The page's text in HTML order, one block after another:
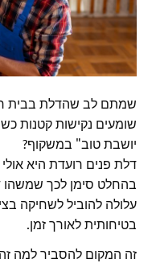
שמתם לב שהדלת בבית
שומעים נקישות קטנות
יושבת טוב" במשקוף?
דלת פנים רועדת היא
בהחלט סימן לכך
עלולה להוביל לשחיקה
בטיחותית לאורך זמן.
זה המקום להסביר למה